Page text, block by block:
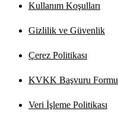
Kullanım Koşulları
Gizlilik ve Güvenlik
Çerez Politikası
KVKK Başvuru Formu
Veri İşleme Politikası